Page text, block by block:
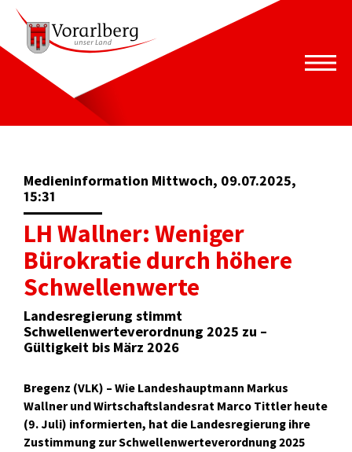
Medieninformation Mittwoch, 09.07.2025,
15:31
LH Wallner: Weniger
Bürokratie durch höhere
Schwellenwerte
Landesregierung stimmt
Schwellenwerteverordnung 2025 zu –
Gültigkeit bis März 2026
Bregenz (VLK) – Wie Landeshauptmann Markus
Wallner und Wirtschaftslandesrat Marco Tittler heute
(9. Juli) informierten, hat die Landesregierung ihre
Zustimmung zur Schwellenwerteverordnung 2025